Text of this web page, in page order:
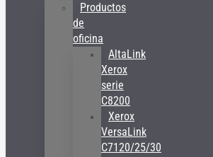
Productos
de
oficina
AltaLink
Xerox
serie
C8200
Xerox
VersaLink
C7120/25/30